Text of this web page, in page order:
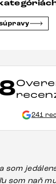
241
som
som naň